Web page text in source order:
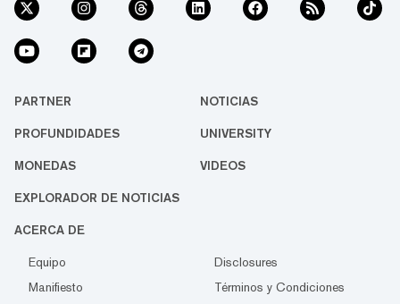
PARTNER NOTICIAS
PROFUNDIDADES UNIVERSITY
MONEDAS VIDEOS
EXPLORADOR DE NOTICIAS
ACERCA DE
Equipo
Disclosures
Manifiesto
Términos y Condiciones